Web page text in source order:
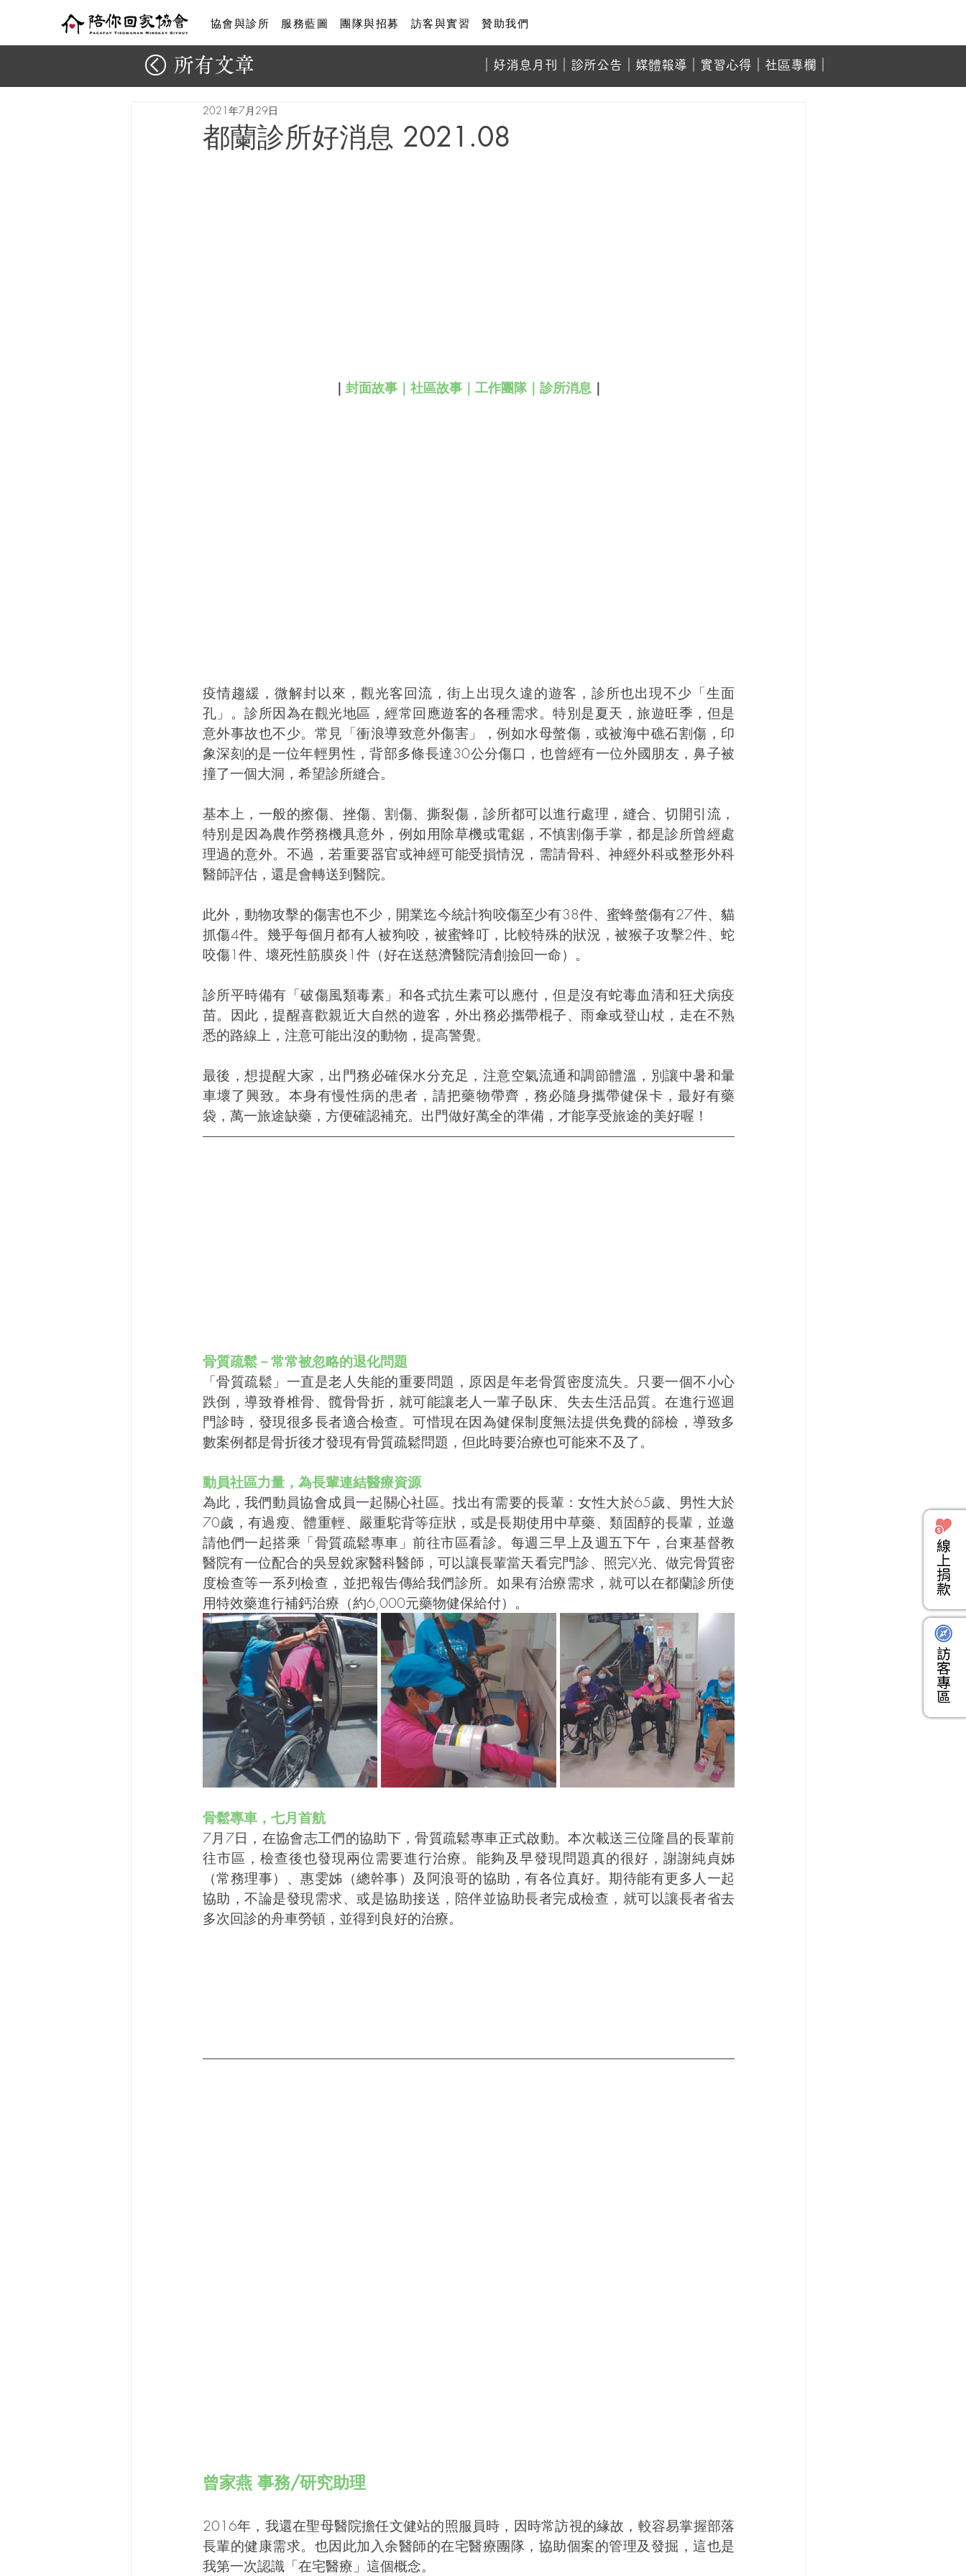
協會與診所 服務藍圖 團隊與招募 訪客與實習 贊助我們
所有文章 好消息月刊 ｜診所公告 媒體報導 實習心得 社區專欄
都蘭診所好消息 2021.08
2021年7月29日
｜ 封面故事 ｜ 社區故事 ｜ 工作團隊｜ 診所消息 ｜
疫情趨緩，微解封以來，觀光客回流，街上出現久違的遊客，診所也出現不少「生面
孔」。診所因為在觀光地區，經常回應遊客的各種需求。特別是夏天，旅遊旺季，但是
意外事故也不少。常見「衝浪導致意外傷害」，例如水母螫傷，或被海中礁石割傷，印
象深刻的是一位年輕男性，背部多條長達30公分傷口，也曾經有一位外國朋友，鼻子被
撞了一個大洞，希望診所縫合。
基本上，一般的擦傷、挫傷、割傷、撕裂傷，診所都可以進行處理，縫合、切開引流，
特別是因為農作勞務機具意外，例如用除草機或電鋸，不慎割傷手掌，都是診所曾經處
理過的意外。不過，若重要器官或神經可能受損情況，需請骨科、神經外科或整形外科
醫師評估，還是會轉送到醫院。
此外，動物攻擊的傷害也不少，開業迄今統計狗咬傷至少有38件、蜜蜂螫傷有27件、貓
抓傷4件。幾乎每個月都有人被狗咬，被蜜蜂叮，比較特殊的狀況，被猴子攻擊2件、蛇
咬傷1件、壞死性筋膜炎1件（好在送慈濟醫院清創撿回一命）。
診所平時備有「破傷風類毒素」和各式抗生素可以應付，但是沒有蛇毒血清和狂犬病疫
苗。因此，提醒喜歡親近大自然的遊客，外出務必攜帶棍子、雨傘或登山杖，走在不熟
悉的路線上，注意可能出沒的動物，提高警覺。
最後，想提醒大家，出門務必確保水分充足，注意空氣流通和調節體溫，別讓中暑和暈
車壞了興致。本身有慢性病的患者，請把藥物帶齊，務必隨身攜帶健保卡，最好有藥
袋，萬一旅途缺藥，方便確認補充。出門做好萬全的準備，才能享受旅途的美好喔！
骨質疏鬆－常常被忽略的退化問題
「骨質疏鬆」一直是老人失能的重要問題，原因是年老骨質密度流失。只要一個不小心
跌倒，導致脊椎骨、髖骨骨折，就可能讓老人一輩子臥床、失去生活品質。在進行巡迴
門診時，發現很多長者適合檢查。可惜現在因為健保制度無法提供免費的篩檢，導致多
數案例都是骨折後才發現有骨質疏鬆問題，但此時要治療也可能來不及了。
動員社區力量，為長輩連結醫療資源
為此，我們動員協會成員一起關心社區。找出有需要的長輩：女性大於65歲、男性大於
70歲，有過瘦、體重輕、嚴重駝背等症狀，或是長期使用中草藥、類固醇的長輩，並邀
請他們一起搭乘「骨質疏鬆專車」前往市區看診。每週三早上及週五下午，台東基督教
醫院有一位配合的吳昱銳家醫科醫師，可以讓長輩當天看完門診、照完X光、做完骨質密
度檢查等一系列檢查，並把報告傳給我們診所。如果有治療需求，就可以在都蘭診所使
用特效藥進行補鈣治療（約6,000元藥物健保給付）。
骨鬆專車，七月首航
7月7日，在協會志工們的協助下，骨質疏鬆專車正式啟動。本次載送三位隆昌的長輩前
往市區，檢查後也發現兩位需要進行治療。能夠及早發現問題真的很好，謝謝純貞姊
（常務理事）、惠雯姊（總幹事）及阿浪哥的協助，有各位真好。期待能有更多人一起
協助，不論是發現需求、或是協助接送，陪伴並協助長者完成檢查，就可以讓長者省去
多次回診的舟車勞頓，並得到良好的治療。
曾家燕 事務/研究助理
2016年，我還在聖母醫院擔任文健站的照服員時，因時常訪視的緣故，較容易掌握部落
長輩的健康需求。也因此加入余醫師的在宅醫療團隊，協助個案的管理及發掘，這也是
我第一次認識「在宅醫療」這個概念。